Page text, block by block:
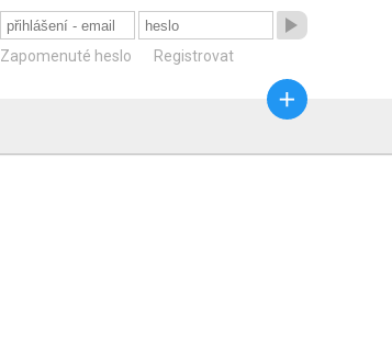

Zapomenuté heslo Registrovat
